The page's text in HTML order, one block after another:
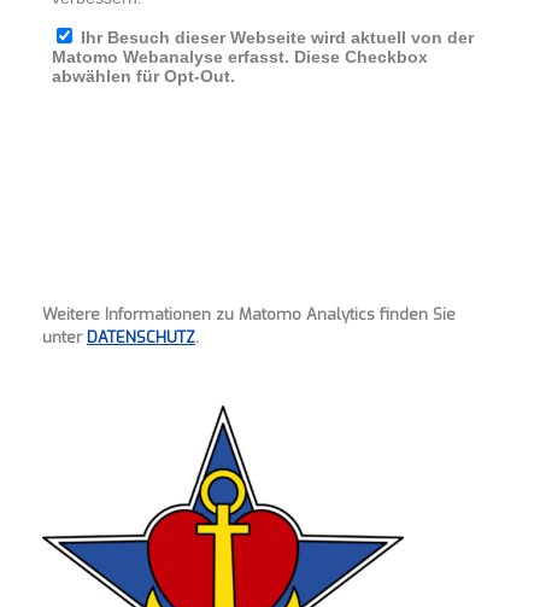
Weitere Informationen zu Matomo Analytics finden Sie
unter DATENSCHUTZ.